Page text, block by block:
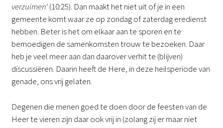
verzuimen’(10:25). Dan maakt het niet uit of je in een
gemeente komt waar ze op zondag of zaterdag eredienst
hebben. Beter is het om elkaar aan te sporen en te
bemoedigen de samenkomsten trouw te bezoeken. Daar
heb je veel meer aan dan daarover verhit te (blijven)
discussiëren. Daarin heeft de Here, in deze heilsperiode van
genade, ons vrij gelaten.
Degenen die menen goed te doen door de feesten van de
Heer te vieren zijn daar ook vrij in (zolang zij er maar niet